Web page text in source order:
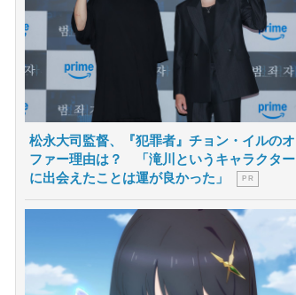
松永大司監督、『犯罪者』チョン・イルのオ
ファー理由は？ 「滝川というキャラクター
に出会えたことは運が良かった」
P R